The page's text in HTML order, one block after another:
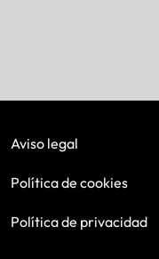
Aviso legal
Política de cookies
Política de privacidad